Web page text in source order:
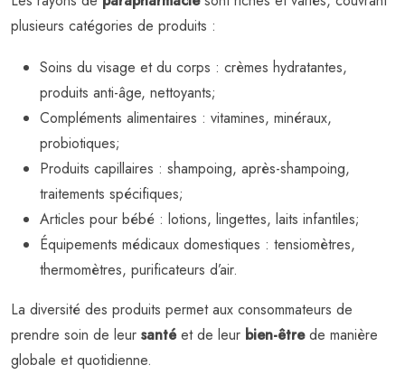
plusieurs catégories de produits :
Soins du visage et du corps : crèmes hydratantes,
produits anti-âge, nettoyants;
Compléments alimentaires : vitamines, minéraux,
probiotiques;
Produits capillaires : shampoing, après-shampoing,
traitements spécifiques;
Articles pour bébé : lotions, lingettes, laits infantiles;
Équipements médicaux domestiques : tensiomètres,
thermomètres, purificateurs d’air.
La diversité des produits permet aux consommateurs de
prendre soin de leur santéet de leur bien-êtrede manière
globale et quotidienne.